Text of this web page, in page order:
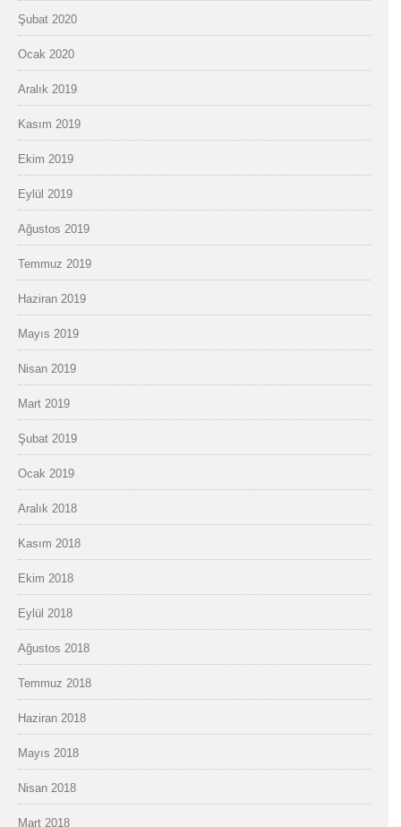
Şubat 2020
Ocak 2020
Aralık 2019
Kasım 2019
Ekim 2019
Eylül 2019
Ağustos 2019
Temmuz 2019
Haziran 2019
Mayıs 2019
Nisan 2019
Mart 2019
Şubat 2019
Ocak 2019
Aralık 2018
Kasım 2018
Ekim 2018
Eylül 2018
Ağustos 2018
Temmuz 2018
Haziran 2018
Mayıs 2018
Nisan 2018
Mart 2018